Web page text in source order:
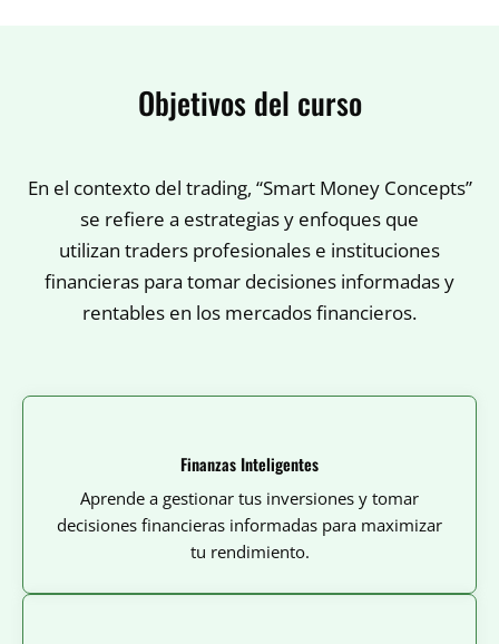
Objetivos del curso
En el contexto del trading, “Smart Money Concepts”
se refiere a estrategias y enfoques que
utilizan traders profesionales e instituciones
financieras para tomar decisiones informadas y
rentables en los mercados financieros.
Finanzas Inteligentes
Aprende a gestionar tus inversiones y tomar
decisiones financieras informadas para maximizar
tu rendimiento.